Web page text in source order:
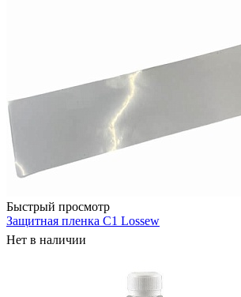
Быстрый просмотр
Защитная пленка С1 Lossew
Нет в наличии